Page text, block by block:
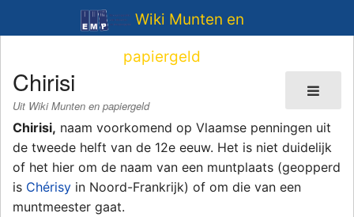
Wiki Munten en
papiergeld
Chirisi
Uit Wiki Munten en papiergeld
Chirisi, naam voorkomend op Vlaamse penningen uit
de tweede helft van de 12e eeuw. Het is niet duidelijk
of het hier om de naam van een muntplaats (geopperd
is Chérisy in Noord-Frankrijk) of om die van een
muntmeester gaat.